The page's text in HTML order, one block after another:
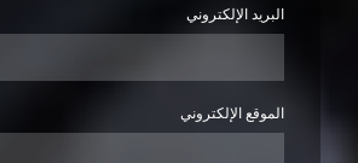
البريد الإلكتروني
الموقع الإلكتروني